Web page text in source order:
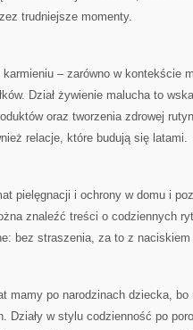
trudniejsze momenty.
– zarówno w kontekście
Dział żywienie malucha to
oraz tworzenia zdrowej
relacje, które budują się latami.
pielęgnacji i ochrony w domu i
znaleźć treści o codziennych
bez straszenia, za to z
mamy po narodzinach dziecka,
Działy w stylu codzienność po